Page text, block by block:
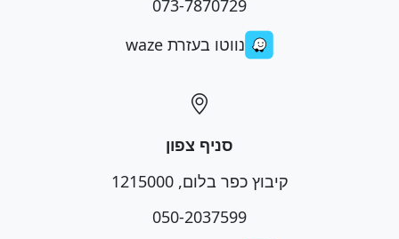
073-7870729
נווטו בעזרת waze
סניף צפון
קיבוץ כפר בלום, 1215000
050-2037599